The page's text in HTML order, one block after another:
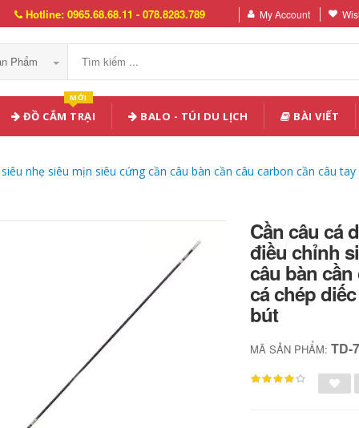
Hotline: 0965.68.68.11 - 078.8283.789 My Account
Phẩm
ĐỒ CẮM TRẠI
MỚI
BALO - TÚI DU LỊCH BÀI VIẾT
nhẹ siêu mịn siêu cứng cần câu bàn cần câu carbon cần câu
Cần câu cá
điều chỉnh
câu bàn
cá chép
bút
MÃ SẢN PHẨM:TD-